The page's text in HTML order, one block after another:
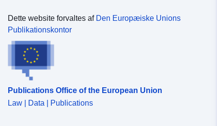
Dette website forvaltes af Den Europæiske Unions
Publikationskontor
Publications Office of the European Union
Law | Data | Publications